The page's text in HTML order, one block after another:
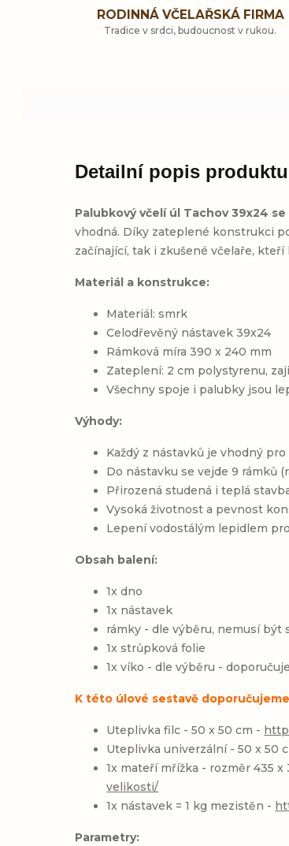
RODINNÁ VČELAŘSKÁ FIRMA
Tradice v srdci, budoucnost v rukou.
Detailní popis produktu
Palubkový včelí úl Tachov 39x24
vhodná. Díky zateplené konstrukci
začínající, tak i zkušené včelaře,
Materiál a konstrukce:
Materiál: smrk
Celodřevěný nástavek 39x24
Rámková míra 390 x 240 mm
Zateplení: 2 cm polystyrenu,
Všechny spoje i palubky jsou
Výhody:
Každý z nástavků je vhodný
Do nástavku se vejde 9 rámků
Přirozená studená i teplá
Vysoká životnost a pevnost
Lepení vodostálým lepidlem
Obsah balení:
1x dno
1x nástavek
rámky - dle výběru, nemusí být
1x strůpková folie
1x víko - dle výběru -
K této úlové sestavě
Uteplivka filc - 50 x 50 cm -
Uteplivka univerzální - 50 x 50
1x mateří mřížka - rozměr 435
velikosti/
1x nástavek = 1 kg mezistěn -
Parametry: